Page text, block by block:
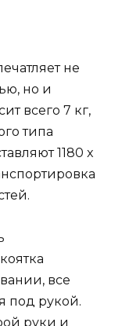
не
но и
всего 7 кг,
типа
1180 x
все
под рукой.
руки и